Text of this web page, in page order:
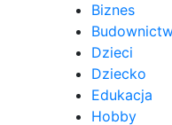
Biznes
Dzieci
Dziecko
Edukacja
Hobby